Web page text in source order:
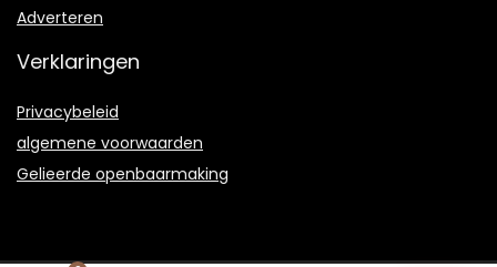
Adverteren
Verklaringen
Privacybeleid
algemene voorwaarden
Gelieerde openbaarmaking